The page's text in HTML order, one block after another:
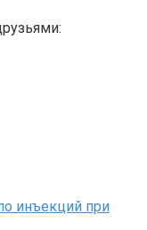
инъекций при